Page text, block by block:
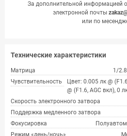
За дополнительной информацией
электронной почты
или по
Технические характеристики
Матрица
1/
Чувствительность
Цвет: 0.005 лк @
@ (F1.6, AGC вкл), 0
Скорость электронного затвора
Поддержка медленного затвора
Фокусировка